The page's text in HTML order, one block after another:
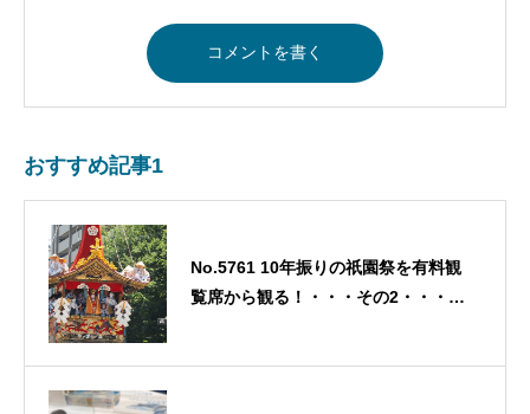
おすすめ記事1
No.5761 10年振りの祇園祭を有料観
覧席から観る！・・・その2・・・